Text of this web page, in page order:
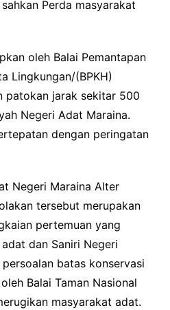
Perda masyarakat
oleh Balai Pemantapan
Lingkungan/(BPKH)
patokan jarak sekitar 500
Negeri Adat Maraina.
dengan peringatan
Negeri Maraina Alter
tersebut merupakan
pertemuan yang
dan Saniri Negeri
batas konservasi
Balai Taman Nasional
masyarakat adat.